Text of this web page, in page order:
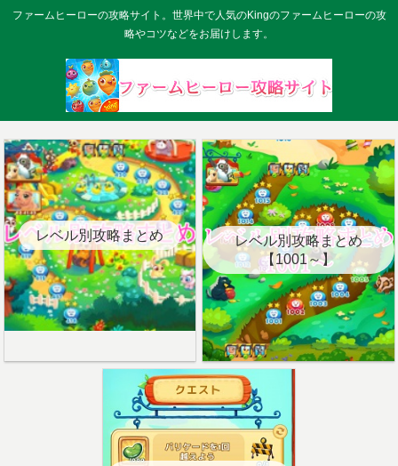
ファームヒーローの攻略サイト。世界中で人気のKingのファームヒーローの攻
略やコツなどをお届けします。
レベル別攻略まとめ
レベル別攻略まとめ
【1001～】